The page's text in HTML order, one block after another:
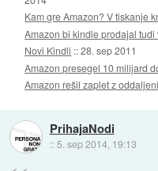
Kam gre Amazon? V tiskanje
Amazon bi kindle prodajal
Novi Kindli ::28. sep 2011
Amazon presegel 10 milijard
Amazon rešil zaplet z
PrihajaNodi
:: 5. sep 2014, 19:13